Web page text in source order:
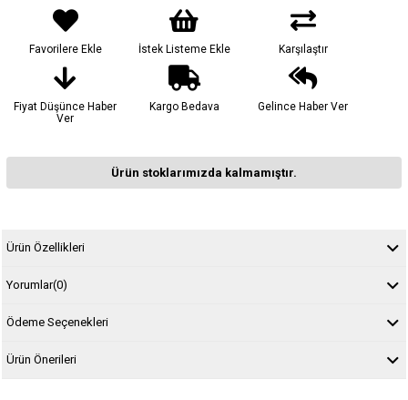
Favorilere Ekle İstek Listeme Ekle Karşılaştır
Fiyat Düşünce Haber
Ver
Kargo Bedava Gelince Haber Ver
Ürün stoklarımızda kalmamıştır.
Ürün Özellikleri
Yorumlar(0)
Ödeme Seçenekleri
Ürün Önerileri